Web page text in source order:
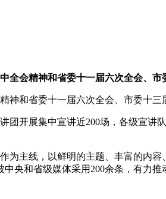
全会精神和省委十一届六次全会、
和省委十一届六次全会、市委十三
开展集中宣讲近200场，各级宣
为主线，以鲜明的主题、丰富的内
央和省级媒体采用200余条，有力推